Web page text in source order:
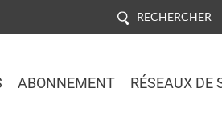
RECHERCHER
ABONNEMENT RÉSEAUX DE